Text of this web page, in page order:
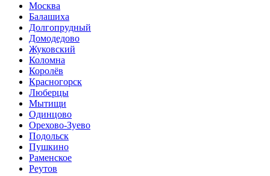
Москва
Балашиха
Долгопрудный
Домодедово
Жуковский
Коломна
Королёв
Красногорск
Люберцы
Мытищи
Одинцово
Орехово-Зуево
Подольск
Пушкино
Раменское
Реутов